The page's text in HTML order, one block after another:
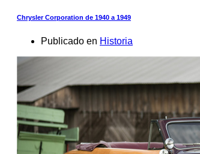
Chrysler Corporation de 1940 a 1949
Publicado en Historia